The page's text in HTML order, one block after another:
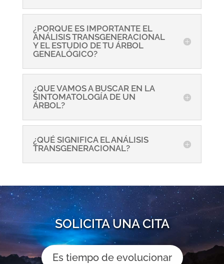
¿PORQUE ES IMPORTANTE EL
ANÁLISIS TRANSGENERACIONAL
Y EL ESTUDIO DE TU ÁRBOL
GENEALÓGICO?
¿QUE VAMOS A BUSCAR EN LA
SINTOMATOLOGÍA DE UN
ÁRBOL?
¿QUÉ SIGNIFICA EL ANÁLISIS
TRANSGENERACIONAL?
SOLICITA UNA CITA
Es tiempo de evolucionar